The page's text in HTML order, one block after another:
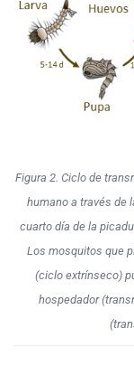
Figura 2. Ciclo de
humano a través de
cuarto día de la
Los mosquitos que
(ciclo extrínseco)
hospedador